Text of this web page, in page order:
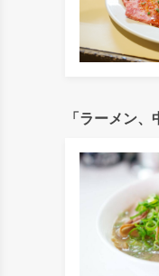
「ラーメン